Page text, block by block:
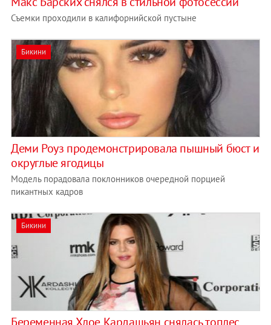
Съемки проходили в калифорнийской пустыне
Бикини
Деми Роуз продемонстрировала пышный бюст и
округлые ягодицы
Модель порадовала поклонников очередной порцией
пикантных кадров
Бикини